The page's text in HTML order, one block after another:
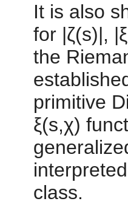
It is also
for |ζ(s)|,
the
primitive
ξ(s,χ)
class.